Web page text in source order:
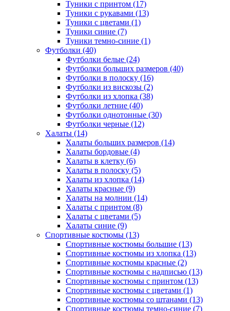
Туники с принтом (17)
Туники с рукавами (13)
Туники с цветами (1)
Туники синие (7)
Туники темно-синие (1)
Футболки (40)
Футболки белые (24)
Футболки больших размеров (40)
Футболки в полоску (16)
Футболки из вискозы (2)
Футболки из хлопка (38)
Футболки летние (40)
Футболки однотонные (30)
Футболки черные (12)
Халаты (14)
Халаты больших размеров (14)
Халаты бордовые (4)
Халаты в клетку (6)
Халаты в полоску (5)
Халаты из хлопка (14)
Халаты красные (9)
Халаты на молнии (14)
Халаты с принтом (8)
Халаты с цветами (5)
Халаты синие (9)
Спортивные костюмы (13)
Спортивные костюмы большие (13)
Спортивные костюмы из хлопка (13)
Спортивные костюмы красные (2)
Спортивные костюмы с надписью (13)
Спортивные костюмы с принтом (13)
Спортивные костюмы с цветами (1)
Спортивные костюмы со штанами (13)
Спортивные костюмы темно-синие (7)